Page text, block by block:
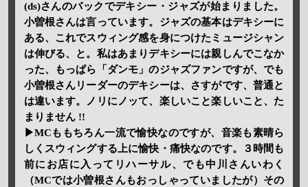
(ds)さんのバックでデキシー・ジャズが始まりました。
小曽根さんは言っています。ジャズの基本はデキシーに
ある、これでスウィング感を身につけたミュージシャン
は伸びる、と。私はあまりデキシーには親しんでこなか
った、もっぱら「ダンモ」のジャズファンですが、でも
小曽根さんリーダーのデキシーは、さすがです、普通と
は違います。ノリにノッて、楽しいこと楽しいこと、た
まりません !!
▶MCももちろん一流で愉快なのですが、音楽も素晴ら
しくスウィングする上に愉快・痛快なのです。３時間も
前にお店に入ってリハーサル、でも中川さんいわく
（MCでは小曽根さんもおっしゃっていましたが）その